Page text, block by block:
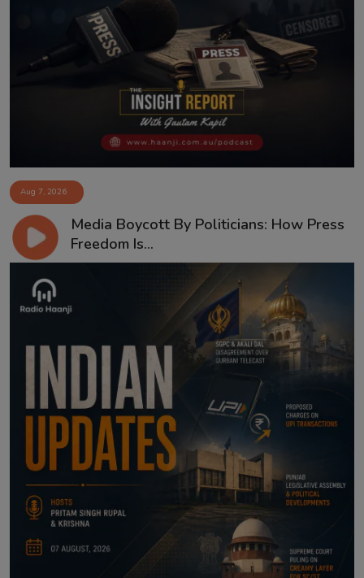
Aug 7, 2026
Media Boycott By Politicians: How Press
Freedom Is...